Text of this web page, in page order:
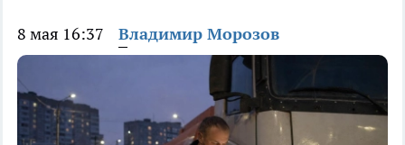
8 мая 16:37 Владимир Морозов